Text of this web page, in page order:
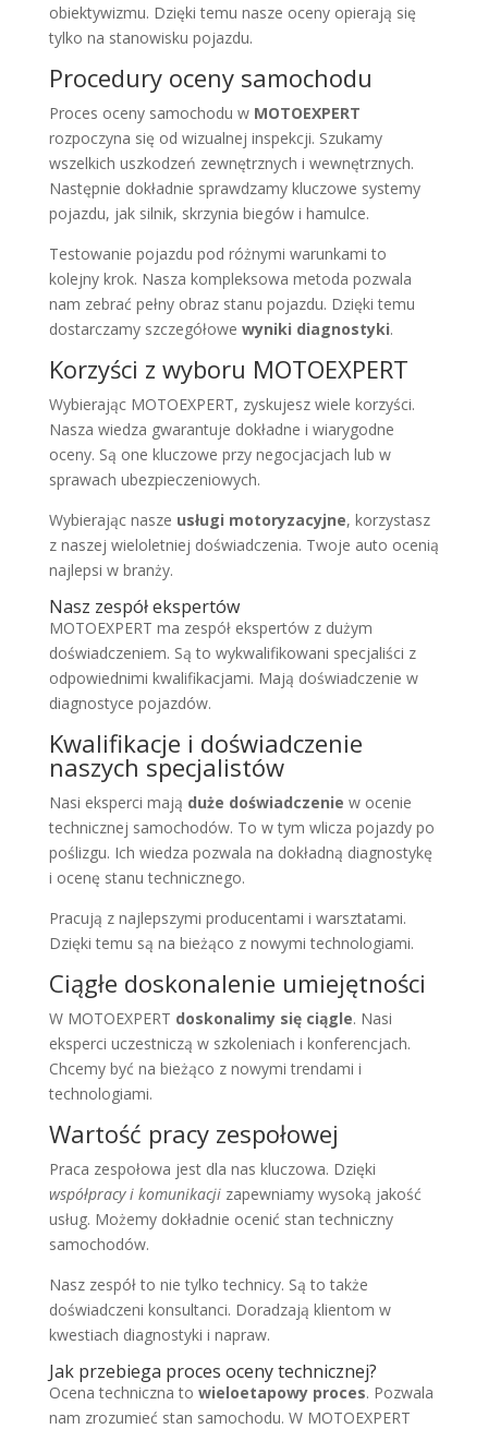
obiektywizmu. Dzięki temu nasze oceny opierają się
tylko na stanowisku pojazdu.
Procedury oceny samochodu
Proces oceny samochodu w MOTOEXPERT
rozpoczyna się od wizualnej inspekcji. Szukamy
wszelkich uszkodzeń zewnętrznych i wewnętrznych.
Następnie dokładnie sprawdzamy kluczowe systemy
pojazdu, jak silnik, skrzynia biegów i hamulce.
Testowanie pojazdu pod różnymi warunkami to
kolejny krok. Nasza kompleksowa metoda pozwala
nam zebrać pełny obraz stanu pojazdu. Dzięki temu
dostarczamy szczegółowe wyniki diagnostyki.
Korzyści z wyboru MOTOEXPERT
Wybierając MOTOEXPERT, zyskujesz wiele korzyści.
Nasza wiedza gwarantuje dokładne i wiarygodne
oceny. Są one kluczowe przy negocjacjach lub w
sprawach ubezpieczeniowych.
Wybierając nasze usługi motoryzacyjne, korzystasz
z naszej wieloletniej doświadczenia. Twoje auto ocenią
najlepsi w branży.
Nasz zespół ekspertów
MOTOEXPERT ma zespół ekspertów z dużym
doświadczeniem. Są to wykwalifikowani specjaliści z
odpowiednimi kwalifikacjami. Mają doświadczenie w
diagnostyce pojazdów.
Kwalifikacje i doświadczenie
naszych specjalistów
Nasi eksperci mają duże doświadczenie w ocenie
technicznej samochodów. To w tym wlicza pojazdy po
poślizgu. Ich wiedza pozwala na dokładną diagnostykę
i ocenę stanu technicznego.
Pracują z najlepszymi producentami i warsztatami.
Dzięki temu są na bieżąco z nowymi technologiami.
Ciągłe doskonalenie umiejętności
W MOTOEXPERT doskonalimy się ciągle. Nasi
eksperci uczestniczą w szkoleniach i konferencjach.
Chcemy być na bieżąco z nowymi trendami i
technologiami.
Wartość pracy zespołowej
Praca zespołowa jest dla nas kluczowa. Dzięki
współpracy i komunikacjizapewniamy wysoką jakość
usług. Możemy dokładnie ocenić stan techniczny
samochodów.
Nasz zespół to nie tylko technicy. Są to także
doświadczeni konsultanci. Doradzają klientom w
kwestiach diagnostyki i napraw.
Jak przebiega proces oceny technicznej?
Ocena techniczna to wieloetapowy proces. Pozwala
nam zrozumieć stan samochodu. W MOTOEXPERT